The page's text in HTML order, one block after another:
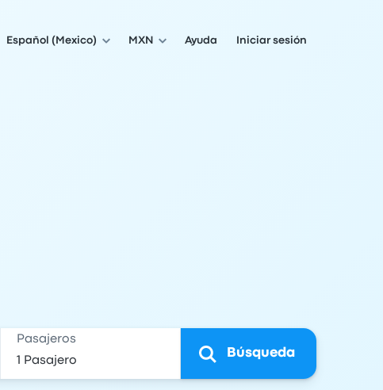
Español (Mexico) MXN Ayuda Iniciar sesión
Pasajeros
Búsqueda